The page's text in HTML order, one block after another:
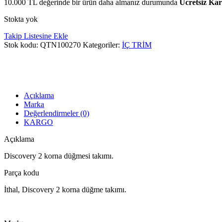
10.000 TL değerinde bir ürün daha almanız durumunda Ücretsiz
Stokta yok
Takip Listesine Ekle
Stok kodu: QTN100270 Kategoriler: İÇ TRİM
Açıklama
Marka
Değerlendirmeler (0)
KARGO
Açıklama
Discovery 2 korna düğmesi takımı.
Parça kodu
İthal, Discovery 2 korna düğme takımı.